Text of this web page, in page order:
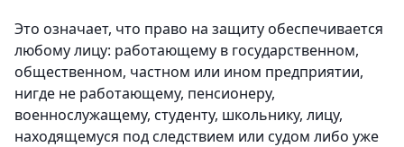
Это означает, что право на защиту обеспечивается
любому лицу: работающему в государственном,
общественном, частном или ином предприятии,
нигде не работающему, пенсионеру,
военнослужащему, студенту, школьнику, лицу,
находящемуся под следствием или судом либо уже